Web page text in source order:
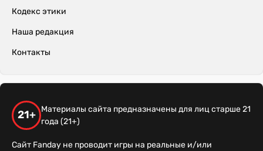
Кодекс этики
Наша редакция
Контакты
21+
Материалы сайта предназначены для лиц старше 21
года (21+)
Сайт Fanday не проводит игры на реальные и/или